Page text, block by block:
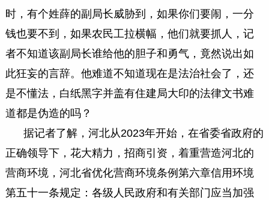
时，有个姓薛的副局长威胁到，如果你们要闹，一分
钱也要不到，如果农民工拉横幅，他们就要抓人，记
者不知道该副局长谁给他的胆子和勇气，竟然说出如
此狂妄的言辞。他难道不知道现在是法治社会了，还
是不懂法，白纸黑字并盖有住建局大印的法律文书难
道都是伪造的吗？
据记者了解，河北从2023年开始，在省委省政府的
正确领导下，花大精力，招商引资，着重营造河北的
营商环境，河北省优化营商环境条例第六章信用环境
第五十一条规定：各级人民政府和有关部门应当加强